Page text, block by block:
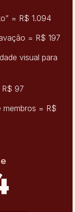
= R$ 1.094
= R$ 197
visual para
97
membros = R$